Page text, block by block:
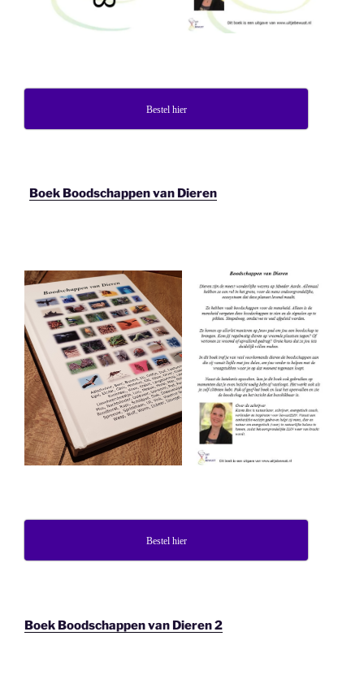
Bestel hier
Boek Boodschappen van Dieren
Bestel hier
Boek Boodschappen van Dieren 2